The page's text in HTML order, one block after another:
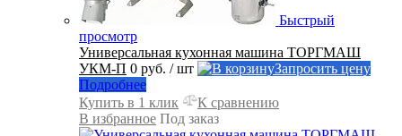
Быстрый
просмотр
Универсальная кухонная машина ТОРГМАШ
УКМ-П 0 руб. / шт
Запросить цену
Подробнее
Купить в 1 клик
К сравнению
В избранное Под заказ